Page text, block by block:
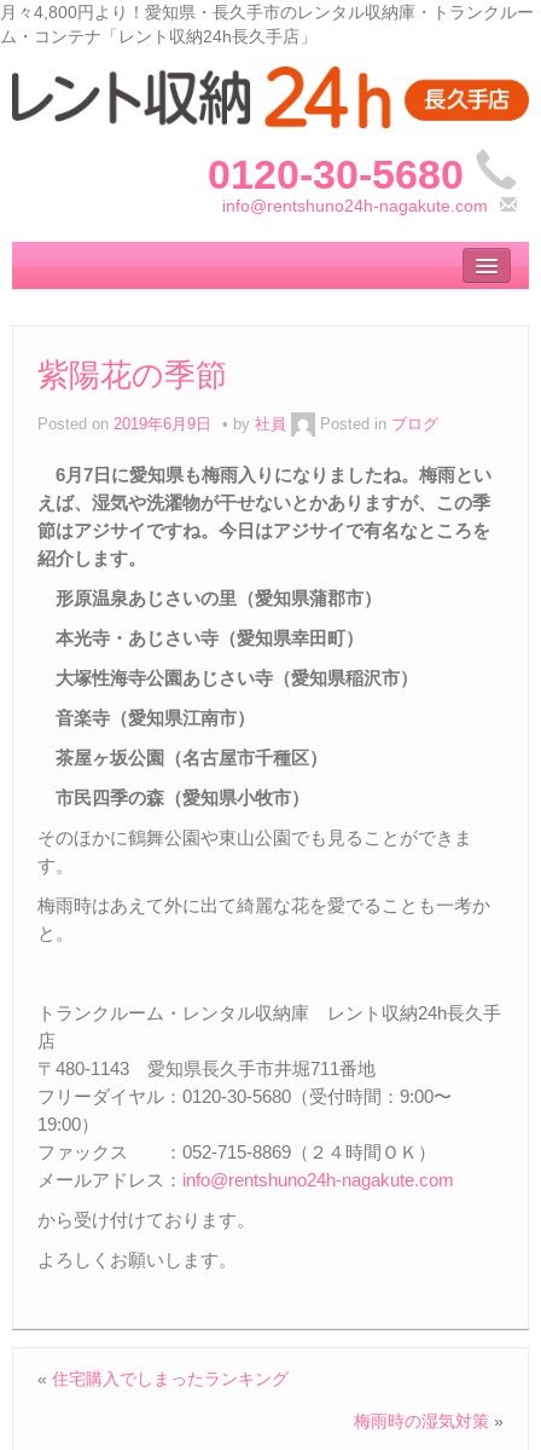
月々4,800円より！愛知県・長久手市のレンタル収納庫・トランクルー
ム・コンテナ「レント収納24h長久手店」
0120-30-5680
info@rentshuno24h-nagakute.com
トップ
– Top –
サイズ料金
収納庫の使い方
– How to use –
– Faq –
ご見学
– Tour –
ご契約の流れ
– Agreement –
交通アクセス
– Company –
紫陽花の季節
Posted on 2019年6月9日 by 社員 Posted in ブログ
6月7日に愛知県も梅雨入りになりましたね。梅雨とい
えば、湿気や洗濯物が干せないとかありますが、この季
節はアジサイですね。今日はアジサイで有名なところを
紹介します。
形原温泉あじさいの里（愛知県蒲郡市）
本光寺・あじさい寺（愛知県幸田町）
大塚性海寺公園あじさい寺（愛知県稲沢市）
音楽寺（愛知県江南市）
茶屋ヶ坂公園（名古屋市千種区）
市民四季の森（愛知県小牧市）
そのほかに鶴舞公園や東山公園でも見ることができま
す。
梅雨時はあえて外に出て綺麗な花を愛でることも一考か
と。
トランクルーム・レンタル収納庫 レント収納24h長久手
店
〒480-1143 愛知県長久手市井堀711番地
フリーダイヤル：0120-30-5680（受付時間：9:00〜
19:00）
ファックス ：052-715-8869（２４時間ＯＫ）
メールアドレス： info@rentshuno24h-nagakute.com
から受け付けております。
よろしくお願いします。
« 住宅購入でしまったランキング
梅雨時の湿気対策 »